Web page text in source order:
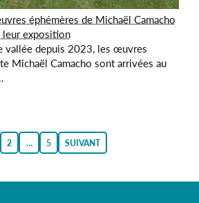
éphémères de Michaël Camacho
leur exposition
vallée depuis 2023, les œuvres
Michaël Camacho sont arrivées au
2 … 5 SUIVANT